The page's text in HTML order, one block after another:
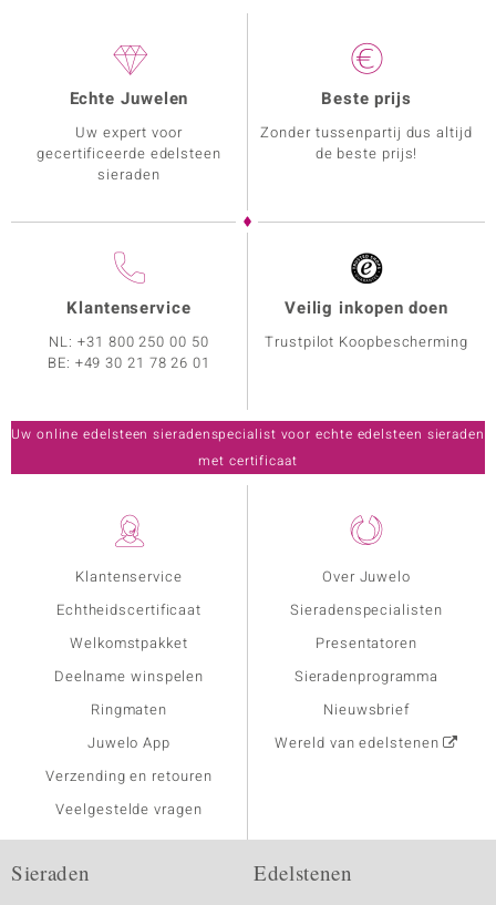
Klantenservice
Echtheidscertificaat
Welkomstpakket
Deelname winspelen
Ringmaten
Juwelo App
Verzending en retouren
Veelgestelde vragen
Over Juwelo
Sieradenspecialisten
Presentatoren
Sieradenprogramma
Nieuwsbrief
Wereld van edelstenen
Echte Juwelen
Uw expert voor
gecertificeerde edelsteen
sieraden
Beste prijs
Zonder tussenpartij dus altijd
de beste prijs!
Klantenservice
NL:+31 800 250 00 50
BE: +49 30 21 78 26 01
Veilig inkopen doen
Trustpilot Koopbescherming
Uw online edelsteen sieradenspecialist voor echte edelsteen sieraden
met certificaat
Sieraden Edelstenen